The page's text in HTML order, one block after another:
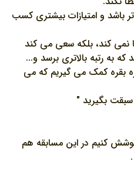
باشد و امتيازات بيشتري کسب
کند، بلکه سعي مي کند
که به رتبه بالاتري برسد و...
اين هفته از آيه 148 سوره بقره کمک مي گيريم که مي
بگيريد "
کنيم در اين مسابقه هم